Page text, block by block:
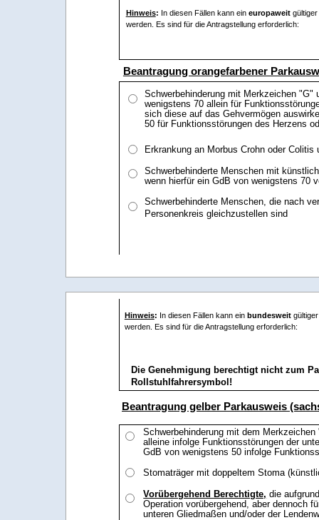
Hinweis: In diesen Fällen kann ein europaweitgültiger
werden. Es sind für die Antragstellung erforderlich:
Beantragung orangefarbener
Schwerbehinderung mit Merkzeichen
wenigstens 70 allein für
sich diese auf das Gehvermögen
50 für Funktionsstörungen des Herzens
Erkrankung an Morbus Crohn oder
Schwerbehinderte Menschen mit
wenn hierfür ein GdB von wenigstens 70
Schwerbehinderte Menschen, die nach
Personenkreis gleichzustellen sind
Hinweis: In diesen Fällen kann ein bundesweit
werden. Es sind für die Antragstellung erforderlich:
Beantragung gelber Parkausweis
Schwerbehinderung mit dem
alleine infolge Funktionsstörungen der
GdB von wenigstens 50 infolge
Stomaträger mit doppeltem Stoma
Vorübergehend Berechtigte, die
Operation vorübergehend, aber dennoch
unteren Gliedmaßen und/oder der
Die Genehmigung berechtigt nicht zum
Rollstuhlfahrersymbol!